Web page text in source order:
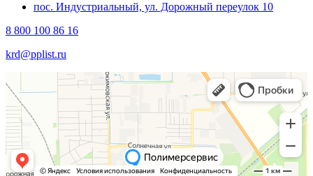
пос. Индустриальный, ул. Дорожный переулок 10
8 800 100 86 16
krd@pplist.ru